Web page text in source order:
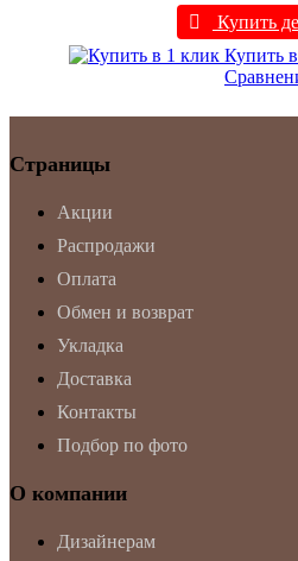
Купить
Купить
Страницы
Акции
Распродажи
Оплата
Обмен и возврат
Укладка
Доставка
Контакты
Подбор по фото
О компании
Дизайнерам